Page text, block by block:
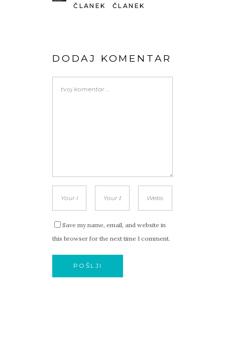
ČLANEK
ČLANEK
DODAJ KOMENTAR
Save my name, email, and website in
this browser for the next time I comment.